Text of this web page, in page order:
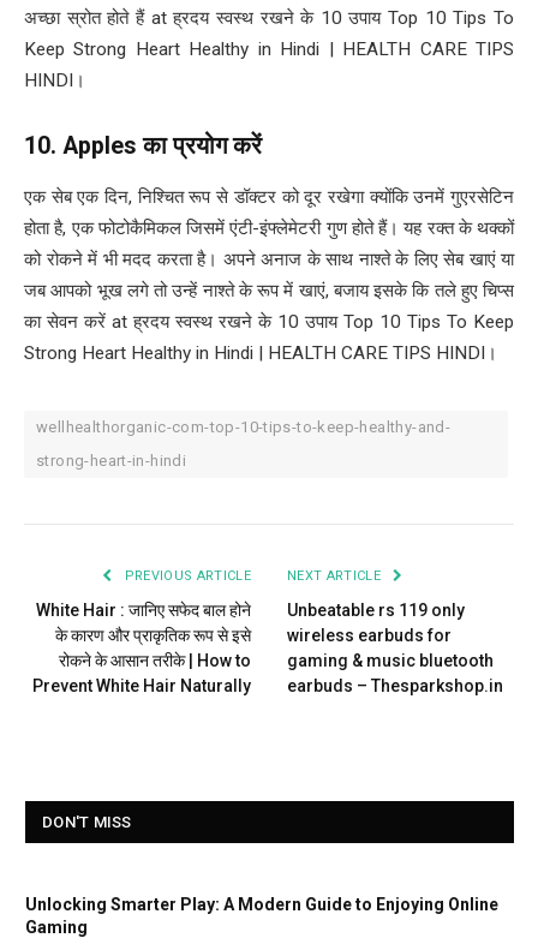
अच्छा स्रोत होते हैं at ह्रदय स्वस्थ रखने के 10 उपाय Top 10 Tips To
Keep Strong Heart Healthy in Hindi | HEALTH CARE TIPS
HINDI।
10. Applesका प्रयोग करें
एक सेब एक दिन, निश्चित रूप से डॉक्टर को दूर रखेगा क्योंकि उनमें गुएरसेटिन
होता है, एक फोटोकैमिकल जिसमें एंटी-इंफ्लेमेटरी गुण होते हैं। यह रक्त के थक्कों
को रोकने में भी मदद करता है। अपने अनाज के साथ नाश्ते के लिए सेब खाएं या
जब आपको भूख लगे तो उन्हें नाश्ते के रूप में खाएं, बजाय इसके कि तले हुए चिप्स
का सेवन करें at ह्रदय स्वस्थ रखने के 10 उपाय Top 10 Tips To Keep
Strong Heart Healthy in Hindi | HEALTH CARE TIPS HINDI।
wellhealthorganic-com-top-10-tips-to-keep-healthy-and-
strong-heart-in-hindi
PREVIOUS ARTICLE
White Hair : जानिए सफेद बाल होने
के कारण और प्राकृतिक रूप से इसे
रोकने के आसान तरीके | How to
Prevent White Hair Naturally
NEXT ARTICLE
Unbeatable rs 119 only
wireless earbuds for
gaming & music bluetooth
earbuds – Thesparkshop.in
DON'T MISS
Unlocking Smarter Play: A Modern Guide to Enjoying Online
Gaming